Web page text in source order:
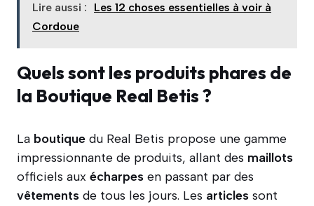
Lire aussi :
Les 12 choses essentielles à voir à
Cordoue
Quels sont les produits phares de
la Boutique Real Betis ?
La boutique du Real Betis propose une gamme
impressionnante de produits, allant des maillots
officiels aux écharpes en passant par des
vêtements de tous les jours. Les articles sont